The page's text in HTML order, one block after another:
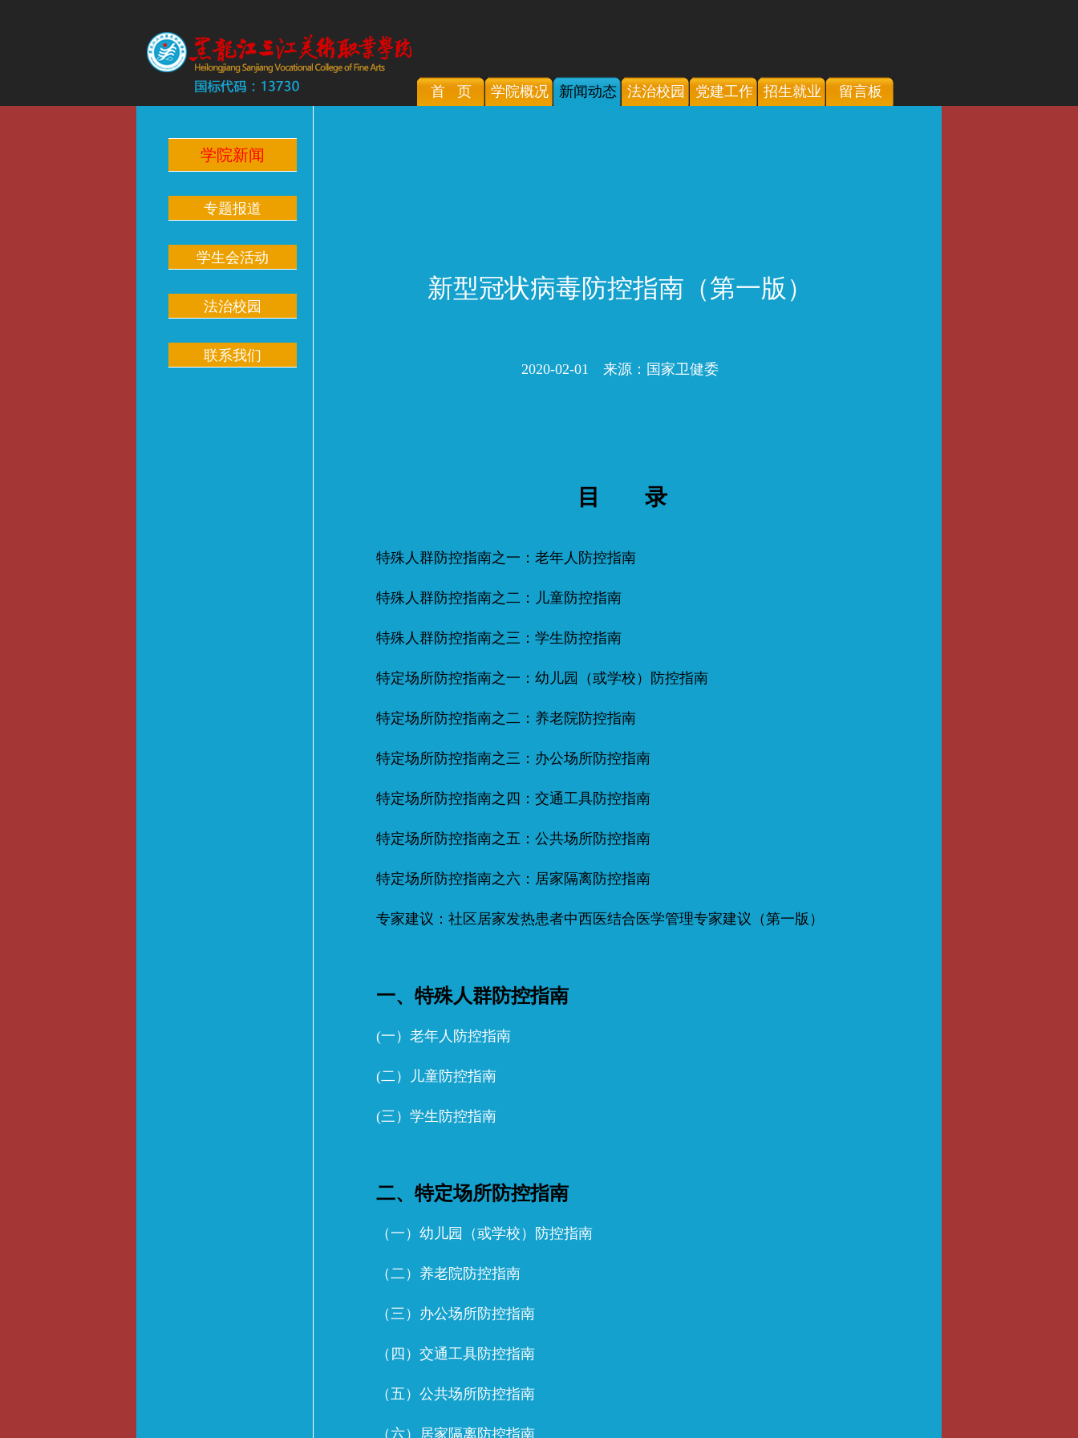
首 页 学院概况 新闻动态 法治校园 党建工作 招生就业 留言板
学院新闻
专题报道
学生会活动
法治校园
联系我们
新型冠状病毒防控指南（第一版）
2020-02-01 来源：国家卫健委
目 录
特殊人群防控指南之一：老年人防控指南
特殊人群防控指南之二：儿童防控指南
特殊人群防控指南之三：学生防控指南
特定场所防控指南之一：幼儿园（或学校）防控指南
特定场所防控指南之二：养老院防控指南
特定场所防控指南之三：办公场所防控指南
特定场所防控指南之四：交通工具防控指南
特定场所防控指南之五：公共场所防控指南
特定场所防控指南之六：居家隔离防控指南
专家建议：社区居家发热患者中西医结合医学管理专家建议（第一版）
一、特殊人群防控指南
(一）老年人防控指南
(二）儿童防控指南
(三）学生防控指南
二、特定场所防控指南
（一）幼儿园（或学校）防控指南
（二）养老院防控指南
（三）办公场所防控指南
（四）交通工具防控指南
（五）公共场所防控指南
（六）居家隔离防控指南